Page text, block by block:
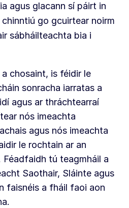
agus glacann sí páirt in
go gcuirtear noirm
sábháilteachta bia i
chosaint, is féidir le
sonracha iarratas a
agus ar thráchtearraí
nós imeachta
agus nós imeachta
le rochtain ar an
Féadfaidh tú teagmháil a
Saothair, Sláinte agus
faisnéis a fháil faoi aon